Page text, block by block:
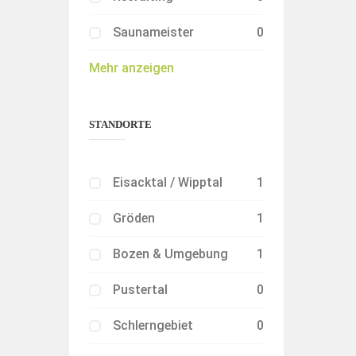
Saunameister 0
Mehr anzeigen
STANDORTE
Eisacktal / Wipptal 1
Gröden 1
Bozen & Umgebung 1
Pustertal 0
Schlerngebiet 0